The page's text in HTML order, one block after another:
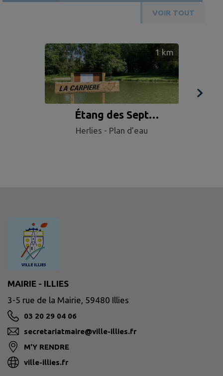
VOIR TOUT
1 km
Étang des Sept
Fontaines
Herlies - Plan d’eau
MAIRIE - ILLIES
3-5 rue de la Mairie, 59480 Illies
03 20 29 04 06
secretariatmaire@ville-illies.fr
M'Y RENDRE
ville-illies.fr